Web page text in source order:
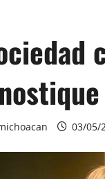
03/05/